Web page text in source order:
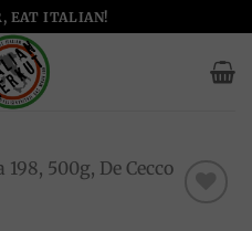
EAT ITALIAN!